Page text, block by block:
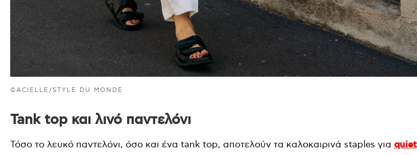
©ACIELLE/STYLE DU MONDE
Tank top και λινό παντελόνι
Τόσο το λευκό παντελόνι, όσο και ένα tank top, αποτελούν τα καλοκαιρινά staples για quiet